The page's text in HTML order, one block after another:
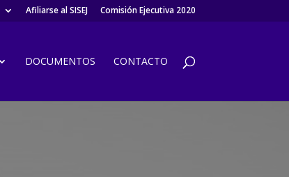
Afiliarse al SISEJ Comisión Ejecutiva 2020
DOCUMENTOS CONTACTO